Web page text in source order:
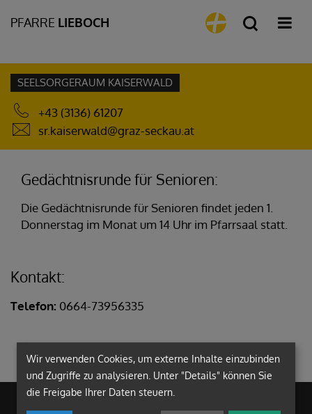
PFARRE LIEBOCH
SEELSORGERAUM KAISERWALD
+43 (3136) 61207
sr.kaiserwald@graz-seckau.at
Gedächtnisrunde für Senioren:
Die Gedächtnisrunde für Senioren findet jeden 1.
Donnerstag im Monat um 14 Uhr im Pfarrsaal statt.
Kontakt:
Telefon: 0664-73956335
Wir verwenden Cookies, um externe Inhalte einzubinden
und Zugriffe zu analysieren. Unter "Details" können Sie
die Freigabe Ihrer Daten steuern.